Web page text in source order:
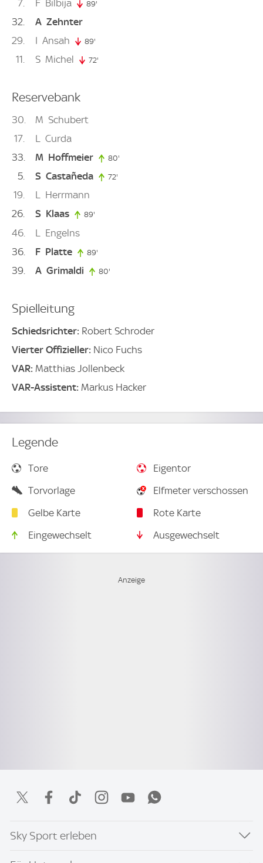
7
F Bilbija 89'
32 A Zehnter
29
I Ansah 89'
11 S Michel 72'
Reservebank
30 M Schubert
17
L Curda
33
M Hoffmeier 80'
5 S Castañeda 72'
19 L Herrmann
26
S Klaas 89'
46 L
Engelns
36
F Platte 89'
39 A Grimaldi 80'
Spielleitung
Schiedsrichter: Robert Schroder
Vierter Offizieller: Nico Fuchs
VAR: Matthias Jollenbeck
VAR-Assistent: Markus Hacker
Legende
Tore
Eigentor
Torvorlage
Elfmeter verschossen
Gelbe Karte
Rote Karte
Eingewechselt
Ausgewechselt
Sky Sport erleben